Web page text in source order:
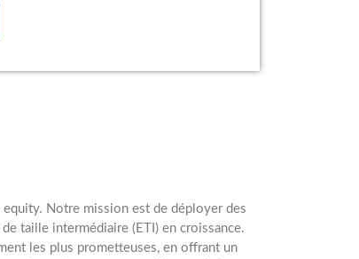
Notre mission est de déployer des
taille intermédiaire (ETI) en croissance.
les plus prometteuses, en offrant un